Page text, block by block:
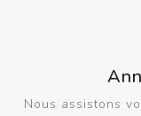
Nous assistons